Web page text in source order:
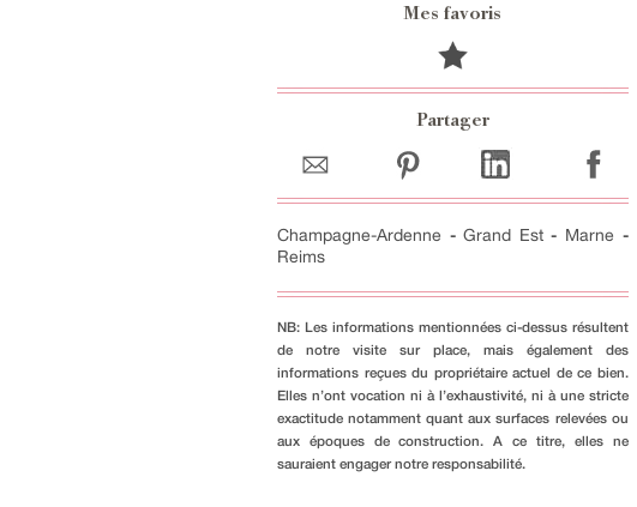
Mes favoris
Partager
Champagne-Ardenne -Grand Est - Marne -
Reims
NB: Les informations mentionnées ci-dessus résultent
de notre visite sur place, mais également des
informations reçues du propriétaire actuel de ce bien.
Elles n’ont vocation ni à l’exhaustivité, ni à une stricte
exactitude notamment quant aux surfaces relevées ou
aux époques de construction. A ce titre, elles ne
sauraient engager notre responsabilité.